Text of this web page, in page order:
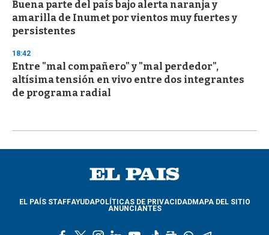
Buena parte del país bajo alerta naranja y
amarilla de Inumet por vientos muy fuertes y
persistentes
18:42
Entre "mal compañero" y "mal perdedor",
altísima tensión en vivo entre dos integrantes
de programa radial
EL PAÍS STAFFAYUDAPOLÍTICAS DE PRIVACIDADMAPA DEL SITIO
ANUNCIANTES